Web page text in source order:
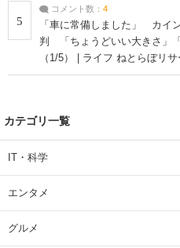
5
コメント数： 4
「車に常備しました」 カイ
判 「ちょうどいい大きさ」
（1/5） | ライフ ねとらぼリサ
カテゴリ一覧
IT・科学
エンタメ
グルメ